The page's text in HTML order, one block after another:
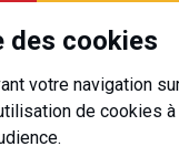
des cookies
votre navigation
de cookies